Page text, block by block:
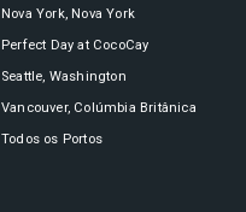
Nova York, Nova York
Perfect Day at CocoCay
Seattle, Washington
Vancouver, Colúmbia Britânica
Todos os Portos